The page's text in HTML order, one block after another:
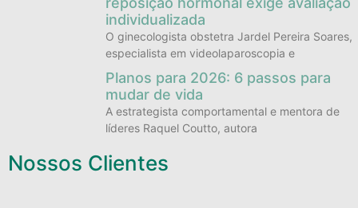
individualizada
O ginecologista obstetra Jardel Pereira Soares,
especialista em videolaparoscopia e
Planos para 2026: 6 passos para
mudar de vida
A estrategista comportamental e mentora de
líderes Raquel Coutto, autora
Nossos Clientes